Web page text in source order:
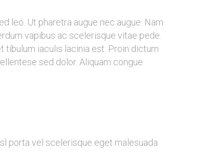
leo. Ut pharetra augue nec augue. Nam
vapibus ac scelerisque vitae pede.
tibulum iaculis lacinia est. Proin dictum
sed dolor. Aliquam congue
porta vel scelerisque eget malesuada